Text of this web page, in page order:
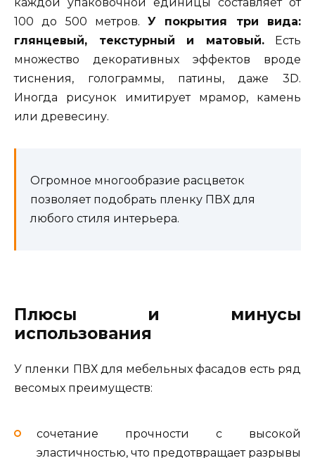
100 до 500 метров.У покрытия три вида:
глянцевый, текстурный и матовый.Есть
множество декоративных эффектов вроде
тиснения, голограммы, патины, даже 3D.
Иногда рисунок имитирует мрамор, камень
или древесину.
Огромное многообразие расцветок
позволяет подобрать пленку ПВХ для
любого стиля интерьера.
Плюсы и минусы
использования
У пленки ПВХ для мебельных фасадов есть ряд
весомых преимуществ:
сочетание прочности с высокой
эластичностью, что предотвращает разрывы